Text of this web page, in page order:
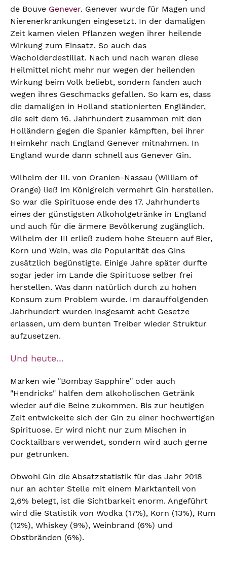
de Bouve Genever. Genever wurde für Magen und
Nierenerkrankungen eingesetzt. In der damaligen
Zeit kamen vielen Pflanzen wegen ihrer heilende
Wirkung zum Einsatz. So auch das
Wacholderdestillat. Nach und nach waren diese
Heilmittel nicht mehr nur wegen der heilenden
Wirkung beim Volk beliebt, sondern fanden auch
wegen ihres Geschmacks gefallen. So kam es, dass
die damaligen in Holland stationierten Engländer,
die seit dem 16. Jahrhundert zusammen mit den
Holländern gegen die Spanier kämpften, bei ihrer
Heimkehr nach England Genever mitnahmen. In
England wurde dann schnell aus Genever Gin.
Wilhelm der III. von Oranien-Nassau (William of
Orange) ließ im Königreich vermehrt Gin herstellen.
So war die Spirituose ende des 17. Jahrhunderts
eines der günstigsten Alkoholgetränke in England
und auch für die ärmere Bevölkerung zugänglich.
Wilhelm der III erließ zudem hohe Steuern auf Bier,
Korn und Wein, was die Popularität des Gins
zusätzlich begünstigte. Einige Jahre später durfte
sogar jeder im Lande die Spirituose selber frei
herstellen. Was dann natürlich durch zu hohen
Konsum zum Problem wurde. Im darauffolgenden
Jahrhundert wurden insgesamt acht Gesetze
erlassen, um dem bunten Treiber wieder Struktur
aufzusetzen.
Und heute...
Marken wie "Bombay Sapphire" oder auch
"Hendricks" halfen dem alkoholischen Getränk
wieder auf die Beine zukommen. Bis zur heutigen
Zeit entwickelte sich der Gin zu einer hochwertigen
Spirituose. Er wird nicht nur zum Mischen in
Cocktailbars verwendet, sondern wird auch gerne
pur getrunken.
Obwohl Gin die Absatzstatistik für das Jahr 2018
nur an achter Stelle mit einem Marktanteil von
2,6% belegt, ist die Sichtbarkeit enorm. Angeführt
wird die Statistik von Wodka (17%), Korn (13%), Rum
(12%), Whiskey (9%), Weinbrand (6%) und
Obstbränden (6%).